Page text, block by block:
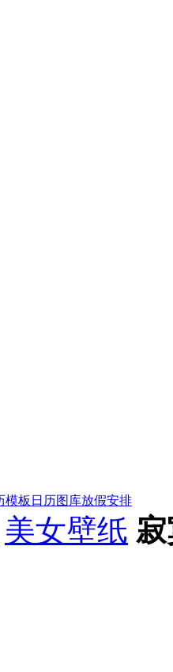
模板 日历图库放假安排
美女壁纸